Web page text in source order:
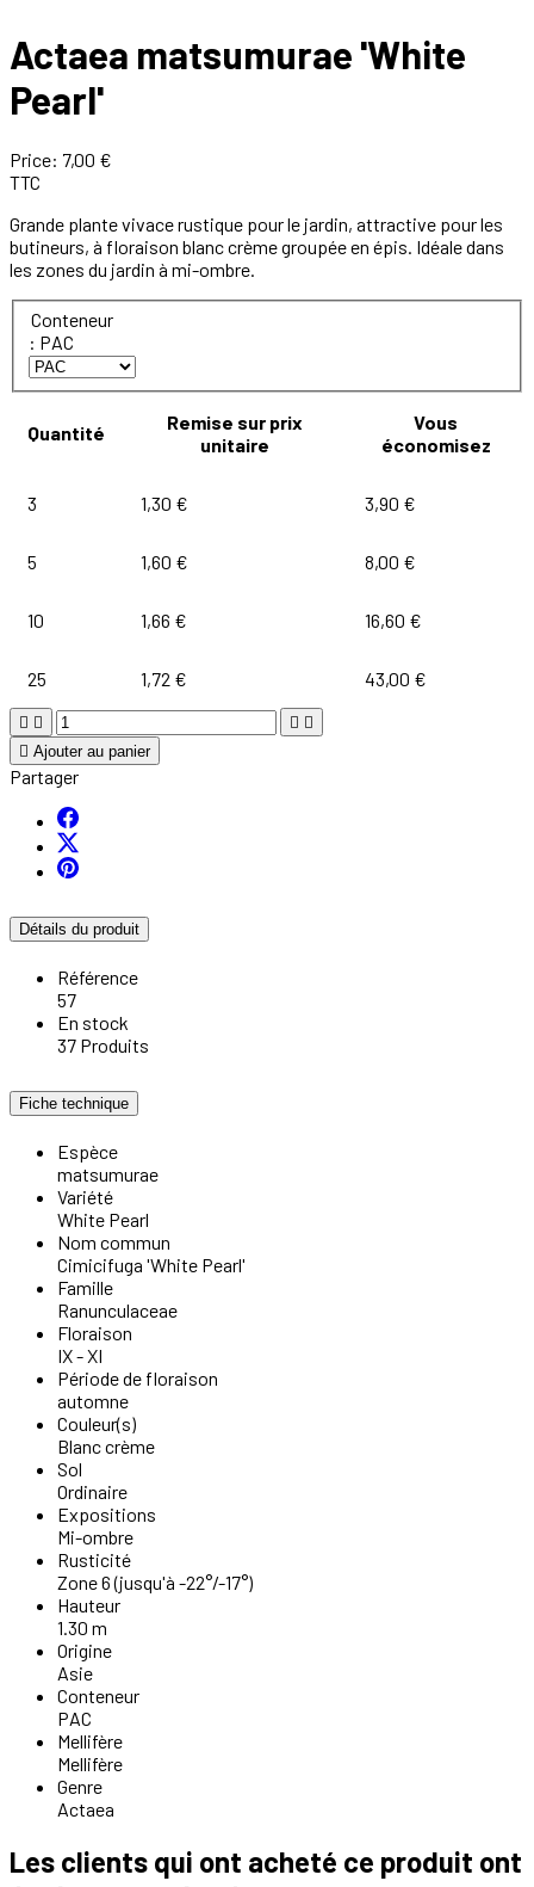
Actaea matsumurae 'White
Pearl'
Price: 7,00 €
TTC
Grande plante vivace rustique pour le jardin, attractive pour les
butineurs, à floraison blanc crème groupée en épis. Idéale dans
les zones du jardin à mi-ombre.
Conteneur
: PAC
Quantité
Remise sur prix
unitaire
Vous
économisez
3 1,30 € 3,90 €
5 1,60 € 8,00 €
10 1,66 € 16,60 €
25 1,72 € 43,00 €
   
 Ajouter au panier
Partager
Détails du produit
Référence
57
En stock
37 Produits
Fiche technique
Espèce
matsumurae
Variété
White Pearl
Nom commun
Cimicifuga 'White Pearl'
Famille
Ranunculaceae
Floraison
IX - XI
Période de floraison
automne
Couleur(s)
Blanc crème
Sol
Ordinaire
Expositions
Mi-ombre
Rusticité
Zone 6 (jusqu'à -22°/-17°)
Hauteur
1.30 m
Origine
Asie
Conteneur
PAC
Mellifère
Mellifère
Genre
Actaea
Les clients qui ont acheté ce produit ont